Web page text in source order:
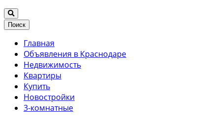
Поиск
Главная
Объявления в Краснодаре
Недвижимость
Квартиры
Купить
Новостройки
3-комнатные